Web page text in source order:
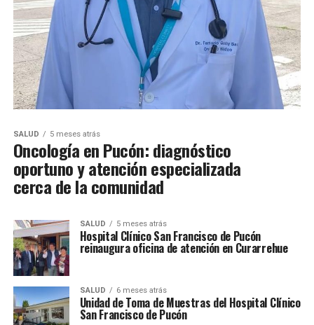
SALUD 5 meses atrás
Oncología en Pucón: diagnóstico
oportuno y atención especializada
cerca de la comunidad
SALUD 5 meses atrás
Hospital Clínico San Francisco de Pucón
reinaugura oficina de atención en Curarrehue
SALUD 6 meses atrás
Unidad de Toma de Muestras del Hospital Clínico
San Francisco de Pucón